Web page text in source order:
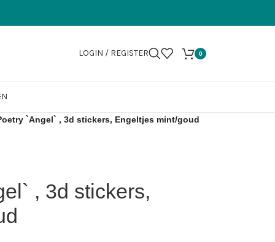
LOGIN / REGISTER 0
`Angel` , 3d stickers, Engeltjes mint/goud
, 3d stickers,